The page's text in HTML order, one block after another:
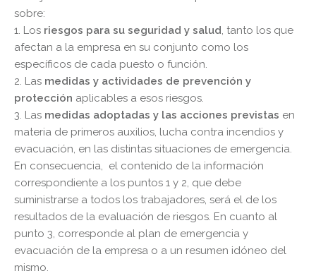
sobre:
1. Los riesgos para su seguridad y salud , tanto los que
afectan a la empresa en su conjunto como los
específicos de cada puesto o función.
2. Las medidas y actividades de prevención y
protección aplicables a esos riesgos.
3. Las medidas adoptadas y las acciones previstas en
materia de primeros auxilios, lucha contra incendios y
evacuación, en las distintas situaciones de emergencia.
En consecuencia, el contenido de la información
correspondiente a los puntos 1 y 2, que debe
suministrarse a todos los trabajadores, será el de los
resultados de la evaluación de riesgos. En cuanto al
punto 3, corresponde al plan de emergencia y
evacuación de la empresa o a un resumen idóneo del
mismo.